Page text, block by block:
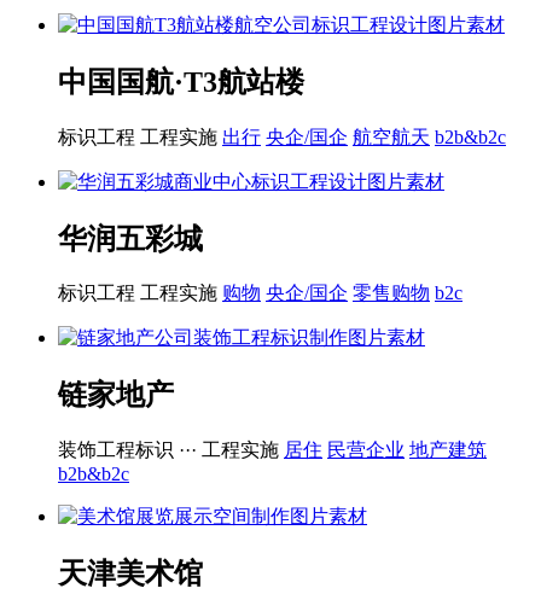
中国国航·T3航站楼
标识工程 工程实施 出行 央企/国企 航空航天 b2b&b2c
华润五彩城
标识工程 工程实施 购物 央企/国企 零售购物 b2c
链家地产
装饰工程标识 ··· 工程实施 居住 民营企业 地产建筑
b2b&b2c
天津美术馆